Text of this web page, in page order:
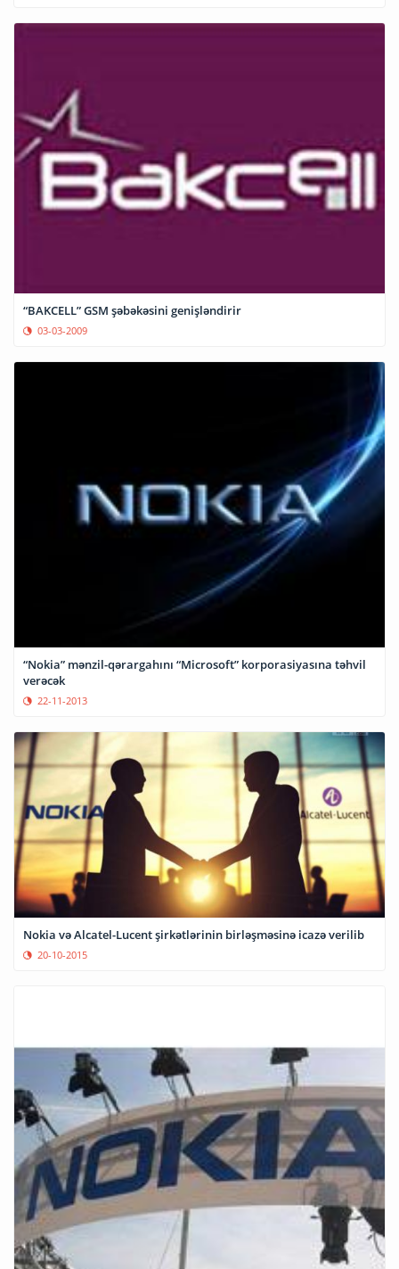
“BAKCELL” GSM şəbəkəsini genişləndirir
03-03-2009
“Nokia” mənzil-qərargahını “Microsoft” korporasiyasına təhvil
verəcək
22-11-2013
Nokia və Alcatel-Lucent şirkətlərinin birləşməsinə icazə verilib
20-10-2015